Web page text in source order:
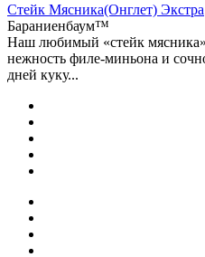
Стейк Мясника(Онглет) Экстра
Бараниенбаум™
Наш любимый «стейк
нежность филе-миньона и
дней куку...